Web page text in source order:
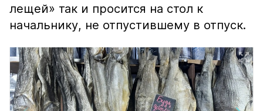
лещей» так и просится на стол к
начальнику, не отпустившему в отпуск.